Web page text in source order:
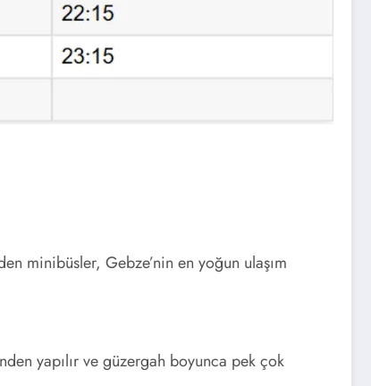
minibüsler, Gebze’nin en yoğun ulaşım
yapılır ve güzergah boyunca pek çok